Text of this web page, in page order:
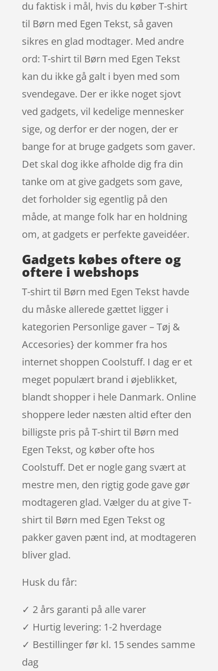
du faktisk i mål, hvis du køber T-shirt
til Børn med Egen Tekst, så gaven
sikres en glad modtager. Med andre
ord: T-shirt til Børn med Egen Tekst
kan du ikke gå galt i byen med som
svendegave. Der er ikke noget sjovt
ved gadgets, vil kedelige mennesker
sige, og derfor er der nogen, der er
bange for at bruge gadgets som gaver.
Det skal dog ikke afholde dig fra din
tanke om at give gadgets som gave,
det forholder sig egentlig på den
måde, at mange folk har en holdning
om, at gadgets er perfekte gaveidéer.
Gadgets købes oftere og
oftere i webshops
T-shirt til Børn med Egen Tekst havde
du måske allerede gættet ligger i
kategorien Personlige gaver – Tøj &
Accesories} der kommer fra hos
internet shoppen Coolstuff. I dag er et
meget populært brand i øjeblikket,
blandt shopper i hele Danmark. Online
shoppere leder næsten altid efter den
billigste pris på T-shirt til Børn med
Egen Tekst, og køber ofte hos
Coolstuff. Det er nogle gang svært at
mestre men, den rigtig gode gave gør
modtageren glad. Vælger du at give T-
shirt til Børn med Egen Tekst og
pakker gaven pænt ind, at modtageren
bliver glad.
Husk du får:
✓ 2 års garanti på alle varer
✓ Hurtig levering: 1-2 hverdage
✓ Bestillinger før kl. 15 sendes samme
dag